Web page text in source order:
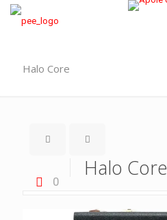
Halo Core
0
Halo Core